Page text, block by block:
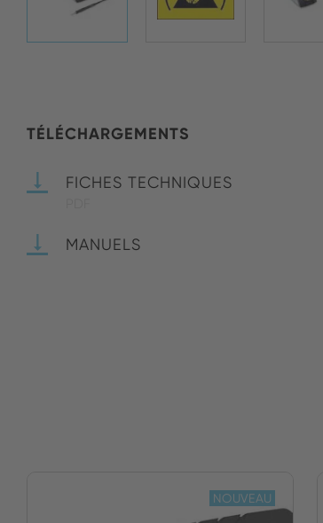
TÉLÉCHARGEMENTS
FICHES TECHNIQUES
MANUELS
NOUVEAU